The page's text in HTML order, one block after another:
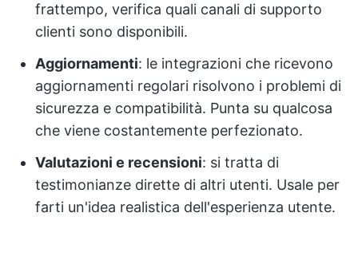
frattempo, verifica quali canali di supporto
clienti sono disponibili.
Aggiornamenti: le integrazioni che ricevono
aggiornamenti regolari risolvono i problemi di
sicurezza e compatibilità. Punta su qualcosa
che viene costantemente perfezionato.
Valutazioni e recensioni: si tratta di
testimonianze dirette di altri utenti. Usale per
farti un'idea realistica dell'esperienza utente.